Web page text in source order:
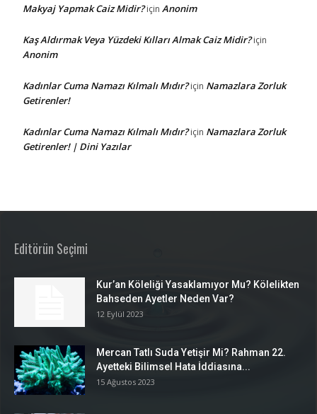
Makyaj Yapmak Caiz Midir?için Anonim
Kaş Aldırmak Veya Yüzdeki Kılları Almak Caiz Midir?için
Anonim
Kadınlar Cuma Namazı Kılmalı Mıdır?için Namazlara Zorluk
Getirenler!
Kadınlar Cuma Namazı Kılmalı Mıdır?için Namazlara Zorluk
Getirenler! | Dini Yazılar
Editörün Seçimi
Kur’an Köleliği Yasaklamıyor Mu? Kölelikten
Bahseden Ayetler Neden Var?
12 Eylül 2023
Mercan Tatlı Suda Yetişir Mi? Rahman 22.
Ayetteki Bilimsel Hata İddiasına...
15 Ağustos 2023